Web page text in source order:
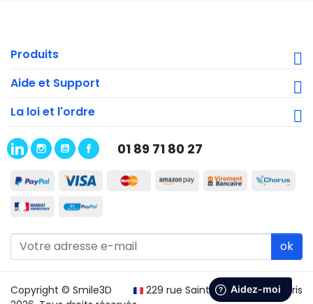
Produits
Aide et Support
La loi et l'ordre
01 89 71 80 27
ok
229 rue Saint Honoré 75001 Paris
Copyright © Smile3D